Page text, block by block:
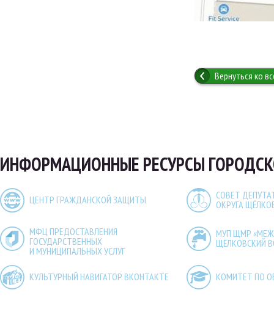
Вернуться ко
ИНФОРМАЦИОННЫЕ РЕСУРСЫ
ЦЕНТР ГРАЖДАНСКОЙ ЗАЩИТЫ
СОВЕТ
ОКРУГА
МФЦ ПРЕДОСТАВЛЕНИЯ
ГОСУДАРСТВЕННЫХ
И МУНИЦИПАЛЬНЫХ УСЛУГ
МУП ЩМР
ЩЁЛКОВСКИЙ
КУЛЬТУРНЫЙ НАВИГАТОР ВКОНТАКТЕ КОМИТЕТ ПО